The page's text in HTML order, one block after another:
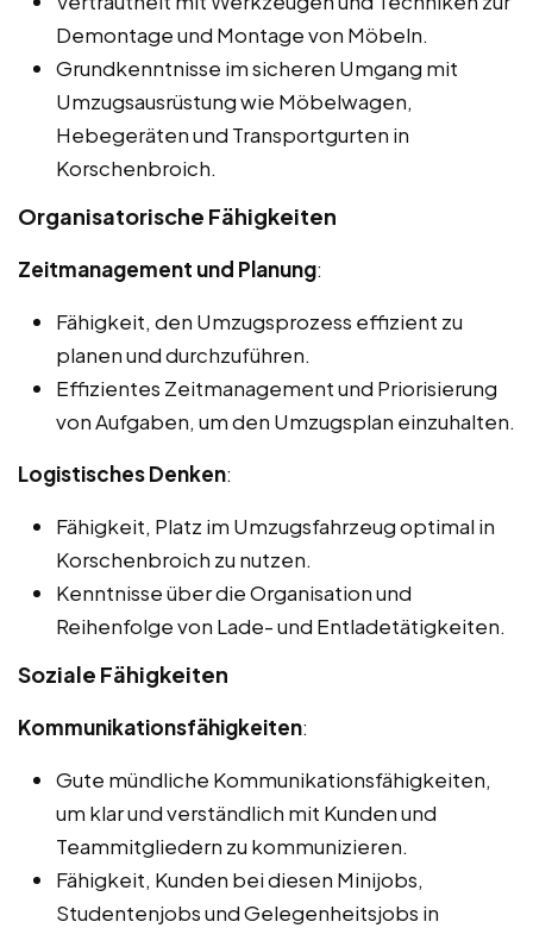
Demontage und Montage von Möbeln.
Grundkenntnisse im sicheren Umgang mit
Umzugsausrüstung wie Möbelwagen,
Hebegeräten und Transportgurten in
Korschenbroich.
Organisatorische Fähigkeiten
Zeitmanagement und Planung:
Fähigkeit, den Umzugsprozess effizient zu
planen und durchzuführen.
Effizientes Zeitmanagement und Priorisierung
von Aufgaben, um den Umzugsplan einzuhalten.
Logistisches Denken:
Fähigkeit, Platz im Umzugsfahrzeug optimal in
Korschenbroich zu nutzen.
Kenntnisse über die Organisation und
Reihenfolge von Lade- und Entladetätigkeiten.
Soziale Fähigkeiten
Kommunikationsfähigkeiten:
Gute mündliche Kommunikationsfähigkeiten,
um klar und verständlich mit Kunden und
Teammitgliedern zu kommunizieren.
Fähigkeit, Kunden bei diesen Minijobs,
Studentenjobs und Gelegenheitsjobs in